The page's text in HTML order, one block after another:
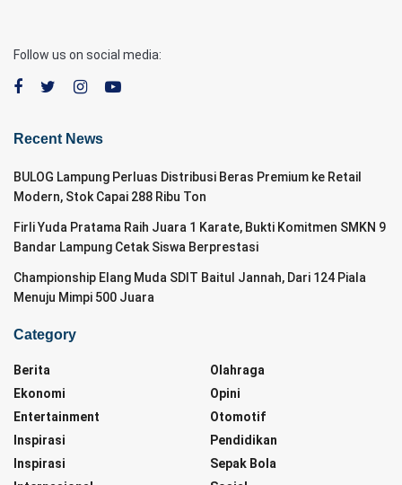
Follow us on social media:
Recent News
BULOG Lampung Perluas Distribusi Beras Premium ke Retail
Modern, Stok Capai 288 Ribu Ton
Firli Yuda Pratama Raih Juara 1 Karate, Bukti Komitmen SMKN 9
Bandar Lampung Cetak Siswa Berprestasi
Championship Elang Muda SDIT Baitul Jannah, Dari 124 Piala
Menuju Mimpi 500 Juara
Category
Berita
Ekonomi
Entertainment
Inspirasi
Inspirasi
Olahraga
Opini
Otomotif
Pendidikan
Sepak Bola